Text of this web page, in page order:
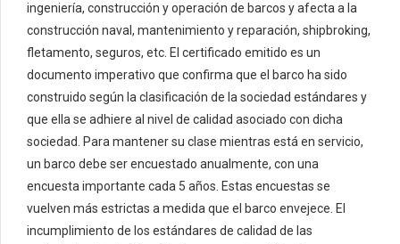
ingeniería, construcción y operación de barcos y afecta a la
construcción naval, mantenimiento y reparación, shipbroking,
fletamento, seguros, etc. El certificado emitido es un
documento imperativo que confirma que el barco ha sido
construido según la clasificación de la sociedad estándares y
que ella se adhiere al nivel de calidad asociado con dicha
sociedad. Para mantener su clase mientras está en servicio,
un barco debe ser encuestado anualmente, con una
encuesta importante cada 5 años. Estas encuestas se
vuelven más estrictas a medida que el barco envejece. El
incumplimiento de los estándares de calidad de las